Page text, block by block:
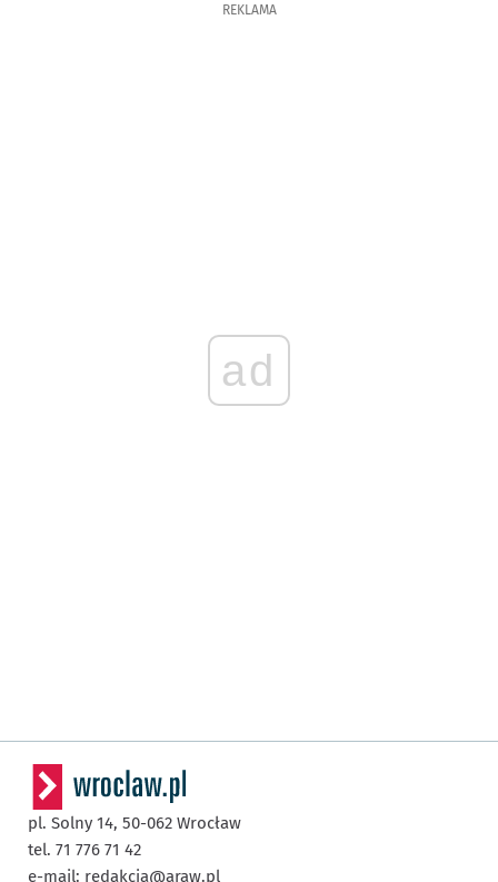
REKLAMA
ad
pl. Solny 14, 50-062 Wrocław
tel. 71 776 71 42
e-mail: redakcja@araw.pl